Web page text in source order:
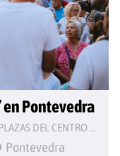
en Pontevedra
CANTO COLECTIVO EN LAS PLAZAS DEL CENTRO HISTÓRICO
Pontevedra